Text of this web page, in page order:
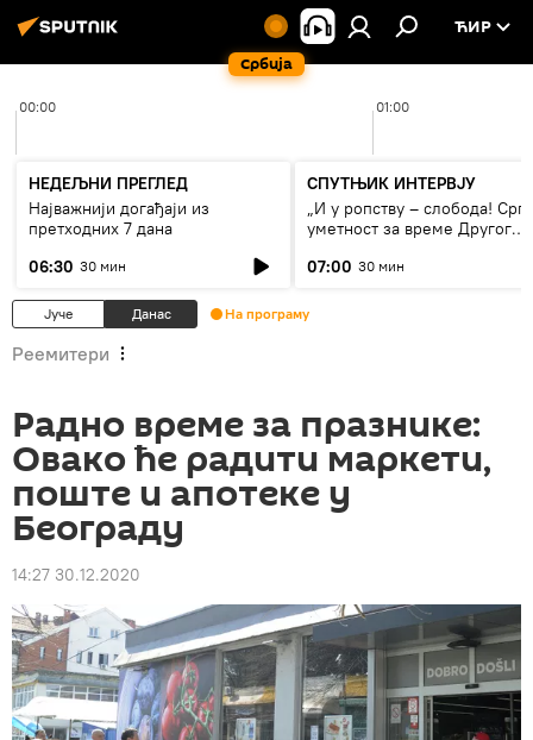
Србија
ЋИР
00:00 01:00
НЕДЕЉНИ ПРЕГЛЕД
Најважнији догађаји из
претходних 7 дана
06:30 30 мин
СПУТЊИК ИНТЕРВЈУ
„И у ропству – слобода!
уметност за време Другог
07:00 30 мин
Јуче Данас На програму
Реемитери
Радно време за празнике:
Овако ће радити маркети,
поште и апотеке у
Београду
14:27 30.12.2020